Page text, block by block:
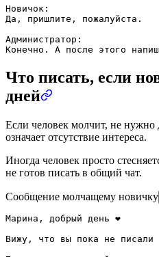
Новичок:
Да, пришлите, пожалуйста.
Администратор:
Конечно. А после этого
Что писать, если
дней
Если человек молчит, не нужно
означает отсутствие интереса.
Иногда человек просто
не готов писать в общий чат.
Сообщение молчащему новичку
Марина, добрый день ❤️
Вижу, что вы пока не писали